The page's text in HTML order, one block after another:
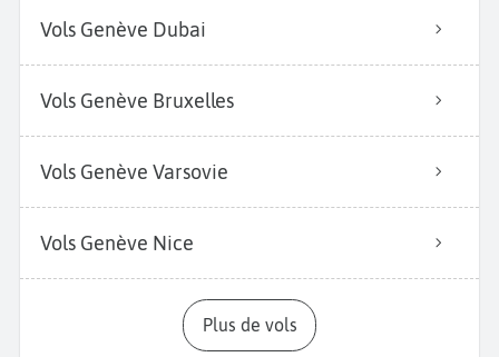
Vols Genève Dubai
Vols Genève Bruxelles
Vols Genève Varsovie
Vols Genève Nice
Plus de vols